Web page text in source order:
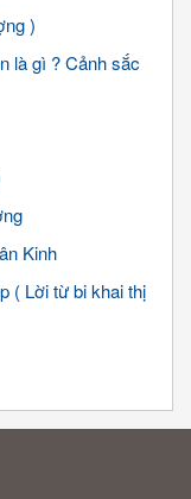
)
là gì ? Cảnh sắc
Kinh
( Lời từ bi khai thị